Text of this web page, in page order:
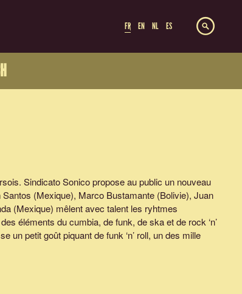
FR EN NL ES
Sindicato Sonico propose au public un nouveau
Santos (Mexique), Marco Bustamante (Bolivie), Juan
(Mexique) mêlent avec talent les ryhtmes
éléments du cumbia, de funk, de ska et de rock ‘n’
un petit goût piquant de funk ‘n’ roll, un des mille